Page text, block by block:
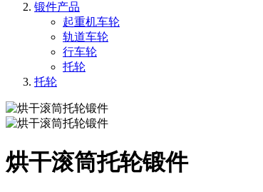
锻件产品
起重机车轮
轨道车轮
行车轮
托轮
托轮
烘干滚筒托轮锻件